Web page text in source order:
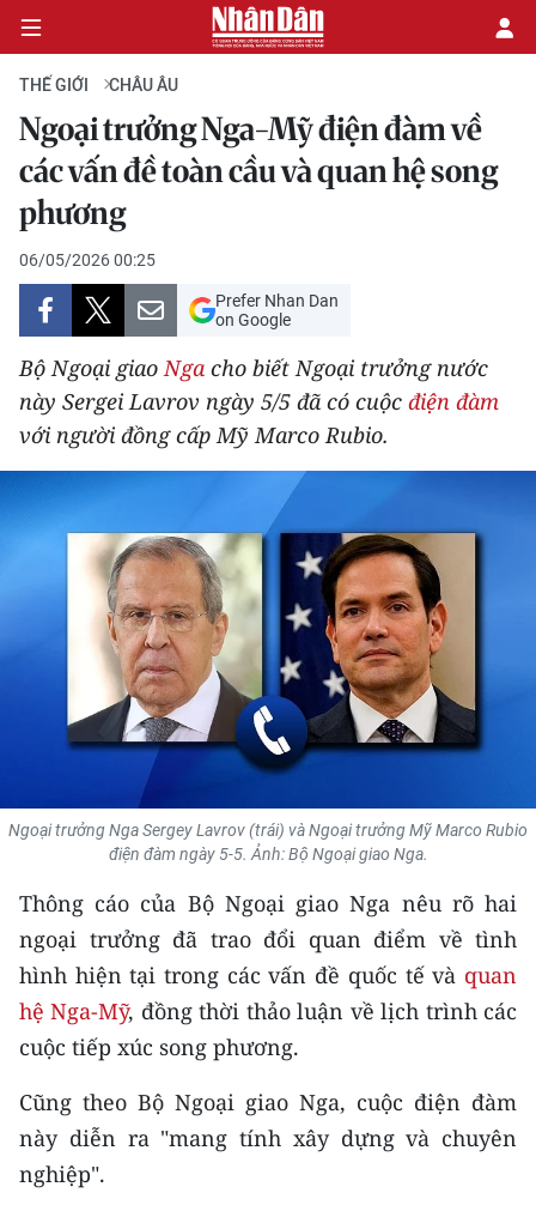
CHÍNH TRỊ
KINH TẾ
VĂN HÓA
XÃ HỘI
PHÁP LUẬT
DU LỊCH
THỂ THAO
GIÁO DỤC
KHOA HỌC - CÔNG NGHỆ
MÔI TRƯỜNG
KIỂM CHỨNG THÔNG TIN
TRI THỨC CHUYÊN SÂU
54 DÂN TỘC VIỆT NAM
MỘT SẢN PHẨM
RADIO
THẾ GIỚI CHÂU ÂU
Ngoại trưởng Nga-Mỹ điện đàm về
các vấn đề toàn cầu và quan hệ song
phương
06/05/2026 00:25
Prefer Nhan Dan
on Google
Bộ Ngoại giaoNga cho biết Ngoại trưởng nước
này Sergei Lavrov ngày 5/5 đã có cuộc điện đàm
với người đồng cấp Mỹ Marco Rubio.
Ngoại trưởng Nga Sergey Lavrov (trái) và Ngoại trưởng Mỹ Marco Rubio
điện đàm ngày 5-5. Ảnh: Bộ Ngoại giao Nga.
Thông cáo của Bộ Ngoại giao Nga nêu rõ hai
ngoại trưởng đã trao đổi quan điểm về tình
hình hiện tại trong các vấn đề quốc tế và quan
hệ Nga-Mỹ, đồng thời thảo luận về lịch trình các
cuộc tiếp xúc song phương.
Cũng theo Bộ Ngoại giao Nga, cuộc điện đàm
này diễn ra "mang tính xây dựng và chuyên
nghiệp".